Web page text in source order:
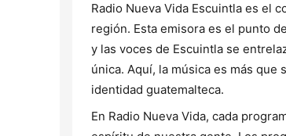
Radio Nueva Vida Escuintla es el
región. Esta emisora es el punto
y las voces de Escuintla se
única. Aquí, la música es más
identidad guatemalteca.
En Radio Nueva Vida, cada